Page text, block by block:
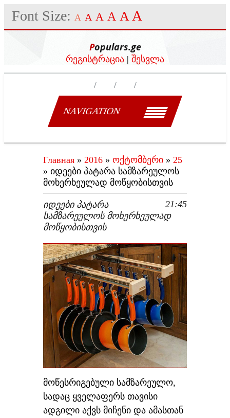
Font Size: A A A A A A
Populars.ge
რეგისტრაცია | შესვლა
NAVIGATION
Главная » 2016 » ოქტომბერი » 25
» იდეები პატარა სამზარეულოს
მოხერხეულად მოწყობისთვის
21:45
ᲘᲓᲔᲔᲑᲘ ᲞᲐᲢᲐᲠᲐ
ᲡᲐᲛᲖᲐᲠᲔᲣᲚᲝᲡ ᲛᲝᲮᲔᲠᲮᲔᲣᲚᲐᲓ
ᲛᲝᲬᲧᲝᲑᲘᲡᲗᲕᲘᲡ
მოწესრიგებული სამზარეულო,
სადაც ყველაფერს თავისი
ადგილი აქვს მიჩენი და ამასთან